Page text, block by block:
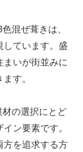
混ぜ葺きは、
ています。盛
いが街並みに
す。
の選択にとど
ン要素です。
方を追求する方